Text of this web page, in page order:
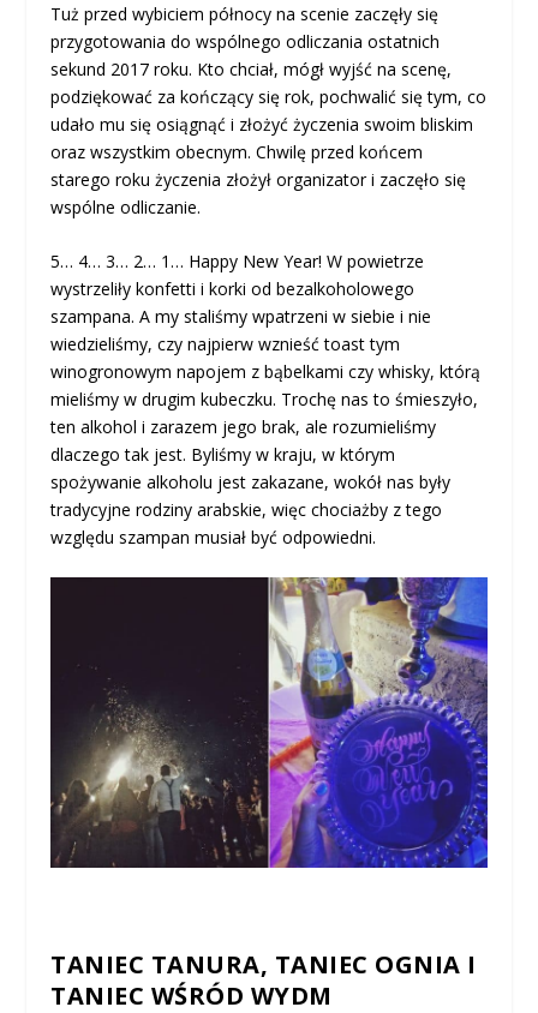
Tuż przed wybiciem północy na scenie zaczęły się
przygotowania do wspólnego odliczania ostatnich
sekund 2017 roku. Kto chciał, mógł wyjść na scenę,
podziękować za kończący się rok, pochwalić się tym, co
udało mu się osiągnąć i złożyć życzenia swoim bliskim
oraz wszystkim obecnym. Chwilę przed końcem
starego roku życzenia złożył organizator i zaczęło się
wspólne odliczanie.
5… 4… 3… 2… 1… Happy New Year! W powietrze
wystrzeliły konfetti i korki od bezalkoholowego
szampana. A my staliśmy wpatrzeni w siebie i nie
wiedzieliśmy, czy najpierw wznieść toast tym
winogronowym napojem z bąbelkami czy whisky, którą
mieliśmy w drugim kubeczku. Trochę nas to śmieszyło,
ten alkohol i zarazem jego brak, ale rozumieliśmy
dlaczego tak jest. Byliśmy w kraju, w którym
spożywanie alkoholu jest zakazane, wokół nas były
tradycyjne rodziny arabskie, więc chociażby z tego
względu szampan musiał być odpowiedni.
TANIEC TANURA, TANIEC OGNIA I
TANIEC WŚRÓD WYDM